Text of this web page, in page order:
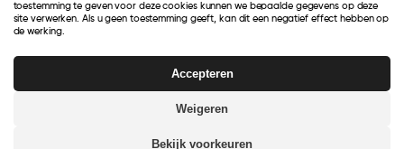
Beoordelingen van onze klanten
krijgt van onze klanten een
Gebasseerd op27 beoordelingen
toestemming te geven voor deze cookies kunnen we bepaalde gegevens op deze
site verwerken. Als u geen toestemming geeft, kan dit een negatief effect hebben op
de werking.
Accepteren
Weigeren
Bekijk voorkeuren